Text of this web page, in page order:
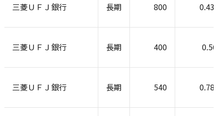
三菱ＵＦＪ銀行 長期 800
三菱ＵＦＪ銀行 長期 400
三菱ＵＦＪ銀行 長期 540